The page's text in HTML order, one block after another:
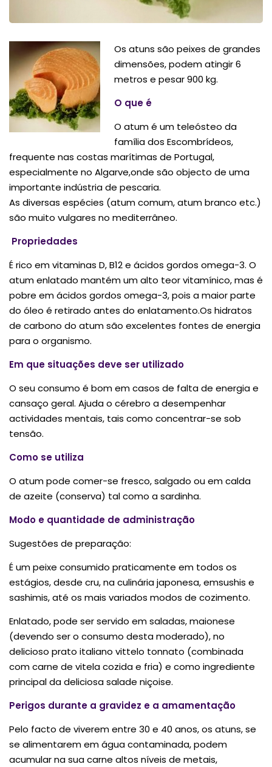
Os atuns são peixes de grandes
dimensões, podem atingir 6
metros e pesar 900 kg.
O que é
O atum é um teleósteo da
família dos Escombrídeos,
frequente nas costas marítimas de Portugal,
especialmente no Algarve,onde são objecto de uma
importante indústria de pescaria.
As diversas espécies (atum comum, atum branco etc.)
são muito vulgares no mediterrâneo.
Propriedades
É rico em vitaminas D, B12 e ácidos gordos omega-3. O
atum enlatado mantém um alto teor vitamínico, mas é
pobre em ácidos gordos omega-3, pois a maior parte
do óleo é retirado antes do enlatamento.Os hidratos
de carbono do atum são excelentes fontes de energia
para o organismo.
Em que situações deve ser utilizado
O seu consumo é bom em casos de falta de energia e
cansaço geral. Ajuda o cérebro a desempenhar
actividades mentais, tais como concentrar-se sob
tensão.
Como se utiliza
O atum pode comer-se fresco, salgado ou em calda
de azeite (conserva) tal como a sardinha.
Modo e quantidade de administração
Sugestões de preparação:
É um peixe consumido praticamente em todos os
estágios, desde cru, na culinária japonesa, emsushis e
sashimis, até os mais variados modos de cozimento.
Enlatado, pode ser servido em saladas, maionese
(devendo ser o consumo desta moderado), no
delicioso prato italiano vittelo tonnato (combinada
com carne de vitela cozida e fria) e como ingrediente
principal da deliciosa salade niçoise.
Perigos durante a gravidez e a amamentação
Pelo facto de viverem entre 30 e 40 anos, os atuns, se
se alimentarem em água contaminada, podem
acumular na sua carne altos níveis de metais,